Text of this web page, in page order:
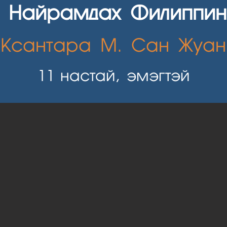
Найрамдах
Ксантара М. Сан Жуан
11 настай, эмэгтэй